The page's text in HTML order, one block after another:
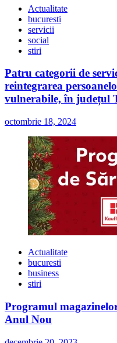
Actualitate
bucuresti
servicii
social
stiri
Patru categorii de
reintegrarea
vulnerabile, în județul
octombrie 18, 2024
Actualitate
bucuresti
business
stiri
Programul
Anul Nou